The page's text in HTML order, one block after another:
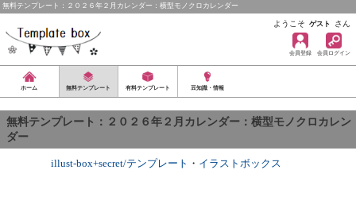
無料テンプレート：２０２６年２月カレンダー：横型モノクロカレンダー
ようこそ ゲスト さん
会員登録 会員ログイン
ホーム 無料テンプレート 有料テンプレート 豆知識・情報
無料テンプレート：２０２６年２月カレンダー：横型モノクロカレン
ダー
illust-box+secret/テンプレート ・ イラストボックス